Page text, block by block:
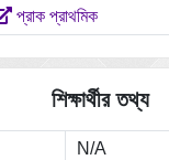
প্রাক প্রাথমিক
শিক্ষার্থীর তথ্য
N/A